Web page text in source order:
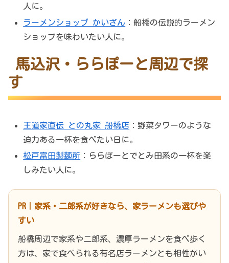
人に。
ラーメンショップ かいざん ：船橋の伝説的ラーメン
ショップを味わいたい人に。
馬込沢・ららぽーと周辺で探
す
王道家直伝 との丸家 船橋店 ：野菜タワーのような
迫力ある一杯を食べたい日に。
松戸富田製麺所 ：ららぽーとでとみ田系の一杯を楽
しみたい人に。
PR｜家系・二郎系が好きなら、家ラーメンも選びや
すい
船橋周辺で家系や二郎系、濃厚ラーメンを食べ歩く
方は、家で食べられる有名店ラーメンとも相性がい